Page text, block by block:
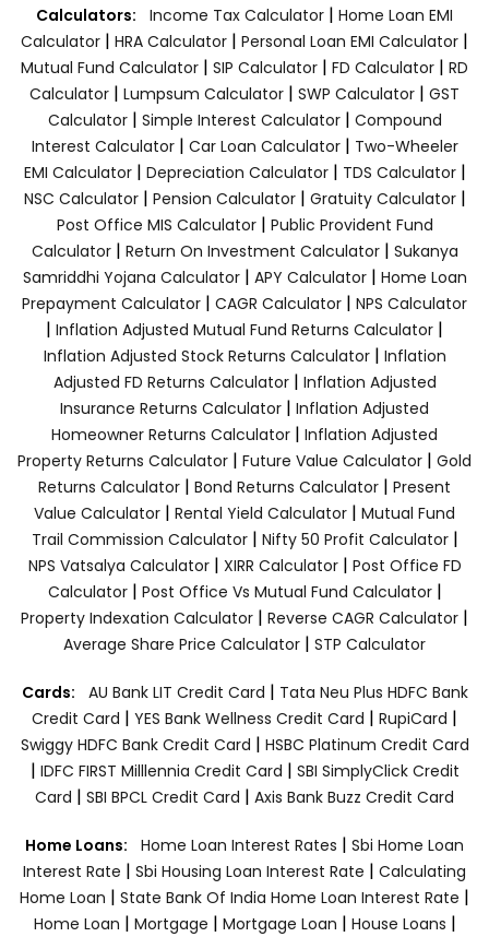
Calculators: Income Tax Calculator | Home Loan EMI
Calculator | HRA Calculator | Personal Loan EMI Calculator |
Mutual Fund Calculator | SIP Calculator | FD Calculator | RD
Calculator | Lumpsum Calculator | SWP Calculator | GST
Calculator| Simple Interest Calculator| Compound
Interest Calculator| Car Loan Calculator| Two-Wheeler
EMI Calculator| Depreciation Calculator| TDS Calculator|
NSC Calculator| Pension Calculator| Gratuity Calculator|
Post Office MIS Calculator| Public Provident Fund
Calculator| Return On Investment Calculator| Sukanya
Samriddhi Yojana Calculator| APY Calculator| Home Loan
Prepayment Calculator | CAGR Calculator | NPS Calculator
| Inflation Adjusted Mutual Fund Returns Calculator |
Inflation Adjusted Stock Returns Calculator| Inflation
Adjusted FD Returns Calculator| Inflation Adjusted
Insurance Returns Calculator | Inflation Adjusted
Homeowner Returns Calculator | Inflation Adjusted
Property Returns Calculator | Future Value Calculator | Gold
Returns Calculator | Bond Returns Calculator | Present
Value Calculator | Rental Yield Calculator | Mutual Fund
Trail Commission Calculator| Nifty 50 Profit Calculator|
NPS Vatsalya Calculator| XIRR Calculator| Post Office FD
Calculator| Post Office Vs Mutual Fund Calculator|
Property Indexation Calculator | Reverse CAGR Calculator |
Average Share Price Calculator | STP Calculator
Cards: AU Bank LIT Credit Card | Tata Neu Plus HDFC Bank
Credit Card | YES Bank Wellness Credit Card | RupiCard |
Swiggy HDFC Bank Credit Card | HSBC Platinum Credit Card
| IDFC FIRST Milllennia Credit Card | SBI SimplyClick Credit
Card | SBI BPCL Credit Card | Axis Bank Buzz Credit Card
Home Loans: Home Loan Interest Rates | Sbi Home Loan
Interest Rate | Sbi Housing Loan Interest Rate | Calculating
Home Loan | State Bank Of India Home Loan Interest Rate |
Home Loan | Mortgage | Mortgage Loan | House Loans |